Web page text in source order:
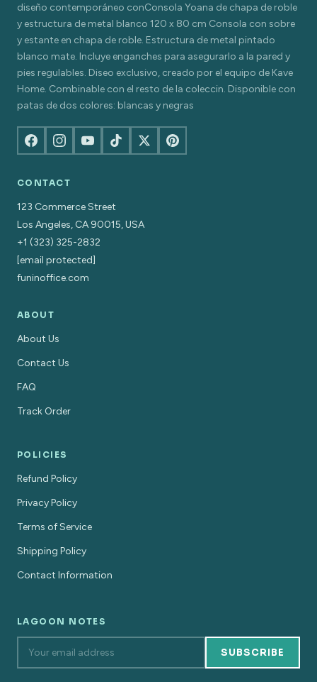
diseño contemporáneo conConsola Yoana de chapa de roble
y estructura de metal blanco 120 x 80 cm Consola con sobre
y estante en chapa de roble. Estructura de metal pintado
blanco mate. Incluye enganches para asegurarlo a la pared y
pies regulables. Diseo exclusivo, creado por el equipo de Kave
Home. Combinable con el resto de la coleccin. Disponible con
patas de dos colores: blancas y negras
CONTACT
123 Commerce Street
Los Angeles, CA 90015, USA
+1 (323) 325-2832
[email protected]
funinoffice.com
ABOUT
About Us
Contact Us
FAQ
Track Order
POLICIES
Refund Policy
Privacy Policy
Terms of Service
Shipping Policy
Contact Information
LAGOON NOTES
SUBSCRIBE